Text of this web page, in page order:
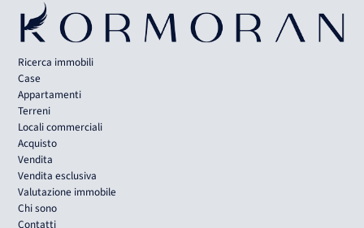
Ricerca immobili
Case
Appartamenti
Terreni
Locali commerciali
Acquisto
Vendita
Vendita esclusiva
Valutazione immobile
Chi sono
Contatti